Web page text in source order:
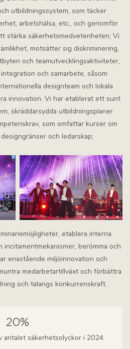
utbildningssystem, som täcker
arbetshälsa, etc., och genomför
stärka säkerhetsmedvetenheten; Vi
motsätter sig diskriminering,
och teamutvecklingsaktiviteter,
och samarbete, såsom
designteam och lokala
innovation. Vi har etablerat ett sunt
skräddarsydda utbildningsplaner
som omfattar kurser om
och ledarskap;
etablera interna
incitamentmekanismer, berömma och
enastående miljöinnovation och
medarbetartillväxt och förbättra
och talangs konkurrenskraft.
20%
antalet säkerhetsolyckor i 2024